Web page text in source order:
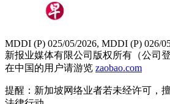
MDDI (P) 025/05/2026, MDDI (P) 026/
新报业媒体有限公司版权所有（公司登
在中国的用户请游览 zaobao.com
提醒：新加坡网络业者若未经许可，